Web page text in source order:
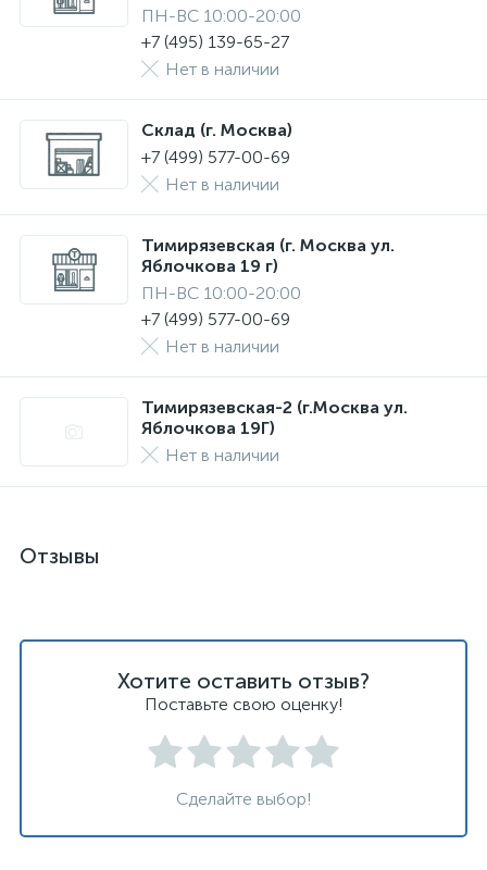
ПН-ВС 10:00-20:00
+7 (495) 139-65-27
Нет в наличии
Склад (г. Москва)
+7 (499) 577-00-69
Нет в наличии
Тимирязевская (г. Москва ул.
Яблочкова 19 г)
ПН-ВС 10:00-20:00
+7 (499) 577-00-69
Нет в наличии
Тимирязевская-2 (г.Москва ул.
Яблочкова 19Г)
Нет в наличии
Отзывы
Хотите оставить отзыв?
Поставьте свою оценку!
Сделайте выбор!